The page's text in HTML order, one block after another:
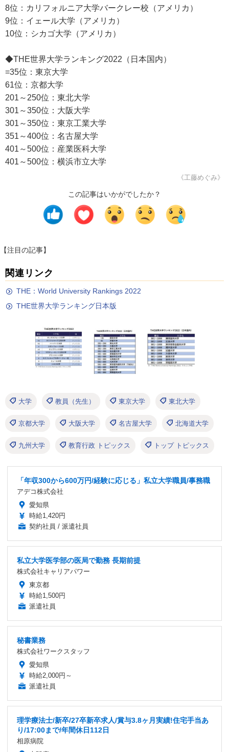
8位：カリフォルニア大学バークレー校（アメリカ）
9位：イェール大学（アメリカ）
10位：シカゴ大学（アメリカ）
◆THE世界大学ランキング2022（日本国内）
=35位：東京大学
61位：京都大学
201～250位：東北大学
301～350位：大阪大学
301～350位：東京工業大学
351～400位：名古屋大学
401～500位：産業医科大学
401～500位：横浜市立大学
《工藤めぐみ》
この記事はいかがでしたか？
【注目の記事】
関連リンク
THE：World University Rankings 2022
THE世界大学ランキング日本版
大学 教員（先生） 東京大学 東北大学
京都大学 大阪大学 名古屋大学 北海道大学
九州大学 教育行政 トピックス トップ トピックス
「年収300から600万円/経験に応じる」私立大学職員/事務職
アデコ株式会社
愛知県
時給1,420円
契約社員 / 派遣社員
私立大学医学部の医局で勤務 長期前提
株式会社キャリアパワー
東京都
時給1,500円
派遣社員
秘書業務
株式会社ワークスタッフ
愛知県
時給2,000円～
派遣社員
理学療法士/新卒/27卒新卒求人/賞与3.8ヶ月実績!住宅手当あ
り/17:00まで/年間休日112日
相原病院